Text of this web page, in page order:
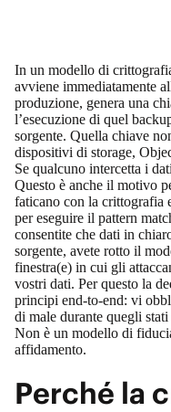
In un modello di
avviene immediatamente
produzione, genera una
l’esecuzione di quel
sorgente. Quella chiave
dispositivi di storage,
Se qualcuno intercetta i
Questo è anche il motivo
faticano con la crittografia
per eseguire il pattern
consentite che dati in
sorgente, avete rotto il
finestra(e) in cui gli
vostri dati. Per questo la
principi end‑to‑end: vi
di male durante quegli
Non è un modello di
affidamento.
Perché la